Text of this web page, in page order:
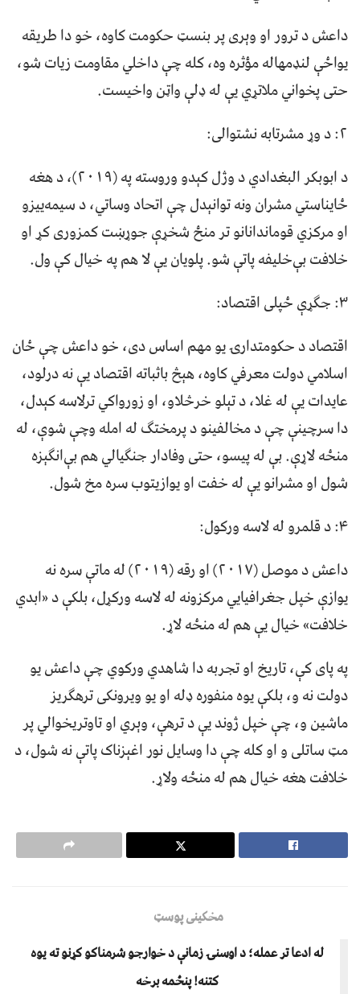
داعش د ترور او وېری پر بنسټ حکومت کاوه، خو دا طریقه
یواځې لنډمهاله مؤثره وه، کله چې داخلي مقاومت زیات شو،
حتی پخواني ملاتړي یې له ډلې واټن واخیست.
۲: د وړ مشرتابه نشتوالی:
د ابوبکر البغدادي د وژل کېدو وروسته په (۲۰۱۹)، د هغه
ځایناستي مشران ونه توانېدل چې اتحاد وساتي، د سیمه‌ییزو
او مرکزي قوماندانانو تر منځ شخړې جوړښت کمزوری کړ او
خلافت بې‌خلیفه پاتې شو. پلویان یې لا هم په خیال کې ول.
۳: جګړې ځپلی اقتصاد:
اقتصاد د حکومتدارۍ یو مهم اساس دی، خو داعش چې ځان
اسلامي دولت معرفي کاوه، هېڅ باثباته اقتصاد یې نه درلود،
عایدات یې له غلا، د تېلو خرڅلاو، او زورواکي ترلاسه کېدل،
دا سرچینې چې د مخالفینو د پرمختګ له امله وچې شوې، له
منځه لاړې. بې له پیسو، حتی وفادار جنګیالي هم بې‌انګېزه
شول او مشرانو یې له خفت او یوازیتوب سره مخ شول.
۴: د قلمرو له لاسه ورکول:
داعش د موصل (۲۰۱۷) او رقه (۲۰۱۹) له ماتې سره نه
یوازې خپل جغرافیایي مرکزونه له لاسه ورکړل، بلکې د «ابدي
خلافت» خیال یې هم له منځه لاړ.
په پای کې، تاریخ او تجربه دا شاهدي ورکوي چې داعش یو
دولت نه و، بلکې یوه منفوره ډله او یو ویرونکی ترهګریز
ماشین و، چې خپل ژوند یې د ترهې، وېري او تاوتریخوالي پر
مټ ساتلی و او کله چې دا وسایل نور اغېزناک پاتې نه شول، د
خلافت هغه خیال هم له منځه ولاړ.
مخکینی پوسټ
له ادعا تر عمله؛ د اوسنۍ زمانې د خوارجو شرمناکو کړنو ته یوه
کتنه! پنځمه برخه